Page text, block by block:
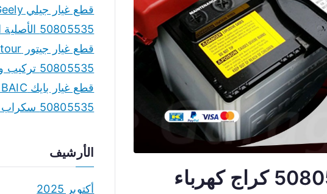
كهربائي سيارات مبارك الكبير 50805535 كراج كهرباء
50805535 الأصلية المكفولة
50805535 تركيب وصيانة
50805535 سكراب بايك فوري
الأرشيف
أكتوبر 2025